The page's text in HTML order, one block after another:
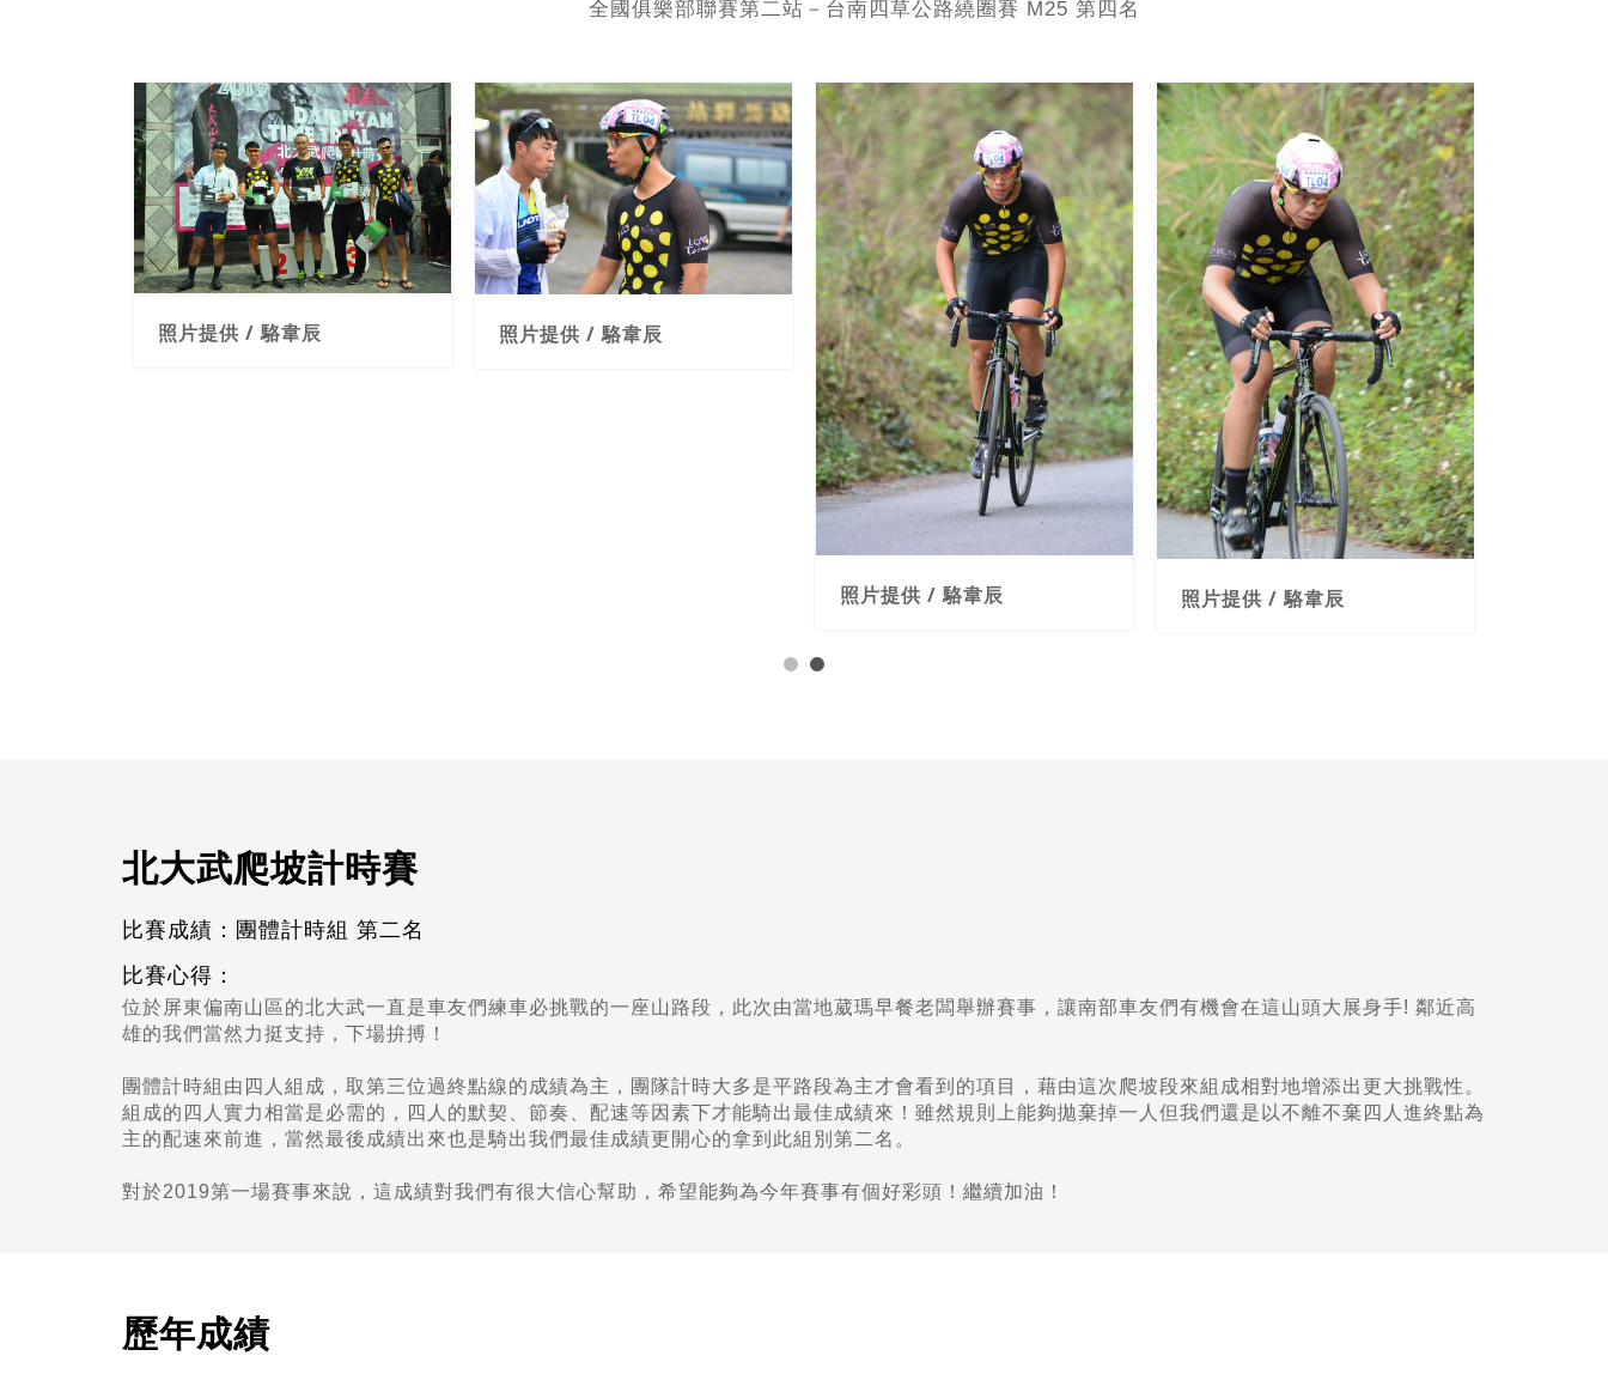
全國俱樂部聯賽第二站－台南四草公路繞圈賽 M25 第四名
照片提供 / 駱韋辰 照片提供 / 駱韋辰
照片提供 / 駱韋辰 照片提供 / 駱韋辰
北大武爬坡計時賽
比賽成績：團體計時組 第二名
比賽心得：
位於屏東偏南山區的北大武一直是車友們練車必挑戰的一座山路段，此次由當地葳瑪早餐老闆舉辦賽事，讓南部車友們有機會在這山頭大展身手! 鄰近高
雄的我們當然力挺支持，下場拚搏！
團體計時組由四人組成，取第三位過終點線的成績為主，團隊計時大多是平路段為主才會看到的項目，藉由這次爬坡段來組成相對地增添出更大挑戰性。
組成的四人實力相當是必需的，四人的默契、節奏、配速等因素下才能騎出最佳成績來！雖然規則上能夠拋棄掉一人但我們還是以不離不棄四人進終點為
主的配速來前進，當然最後成績出來也是騎出我們最佳成績更開心的拿到此組別第二名。
對於2019第一場賽事來說，這成績對我們有很大信心幫助，希望能夠為今年賽事有個好彩頭！繼續加油！
歷年成績